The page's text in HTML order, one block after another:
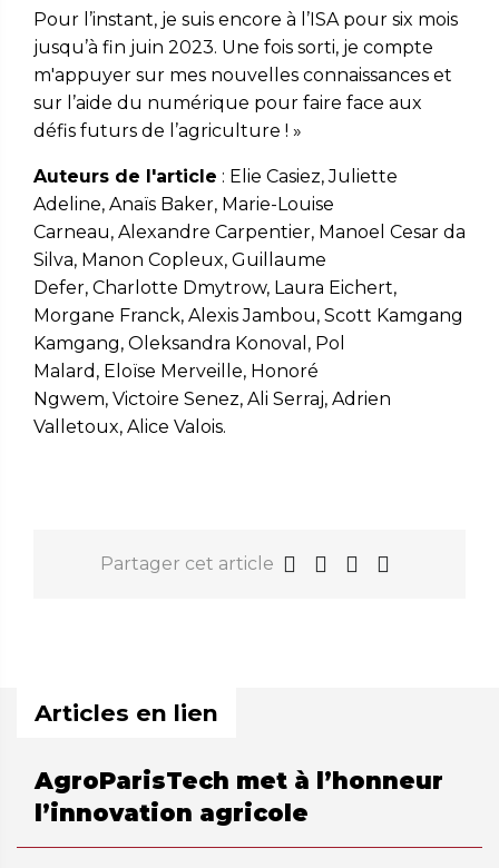
Pour l’instant, je suis encore à l’ISA pour six mois
jusqu’à fin juin 2023. Une fois sorti, je compte
m'appuyer sur mes nouvelles connaissances et
sur l’aide du numérique pour faire face aux
défis futurs de l’agriculture ! »
Auteurs de l'article : Elie Casiez, Juliette
Adeline, Anaïs Baker, Marie-Louise
Carneau, Alexandre Carpentier, Manoel Cesar da
Silva, Manon Copleux, Guillaume
Defer, Charlotte Dmytrow, Laura Eichert,
Morgane Franck, Alexis Jambou, Scott Kamgang
Kamgang, Oleksandra Konoval, Pol
Malard, Eloïse Merveille, Honoré
Ngwem, Victoire Senez, Ali Serraj, Adrien
Valletoux, Alice Valois.
Partager cet article
Articles en lien
AgroParisTech met à l’honneur
l’innovation agricole